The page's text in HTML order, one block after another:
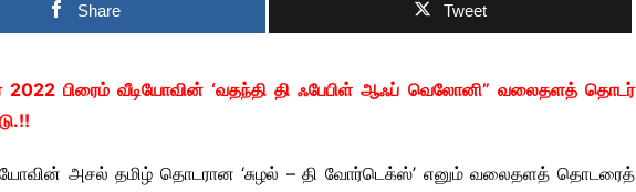
NEWS
Share Tweet
பிரைம் வீடியோவின் ‘வதந்தி தி ஃபேபிள் ஆஃப் வெலோனி” வலைதளத் தொடர்
அசல் தமிழ் தொடரான ‘சுழல் – தி வோர்டெக்ஸ்’ எனும் வலைதளத் தொடரைத்